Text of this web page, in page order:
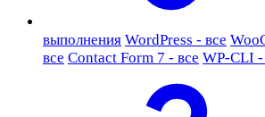
выполнения WordPress - все
все Contact Form 7 - все WP-CLI -